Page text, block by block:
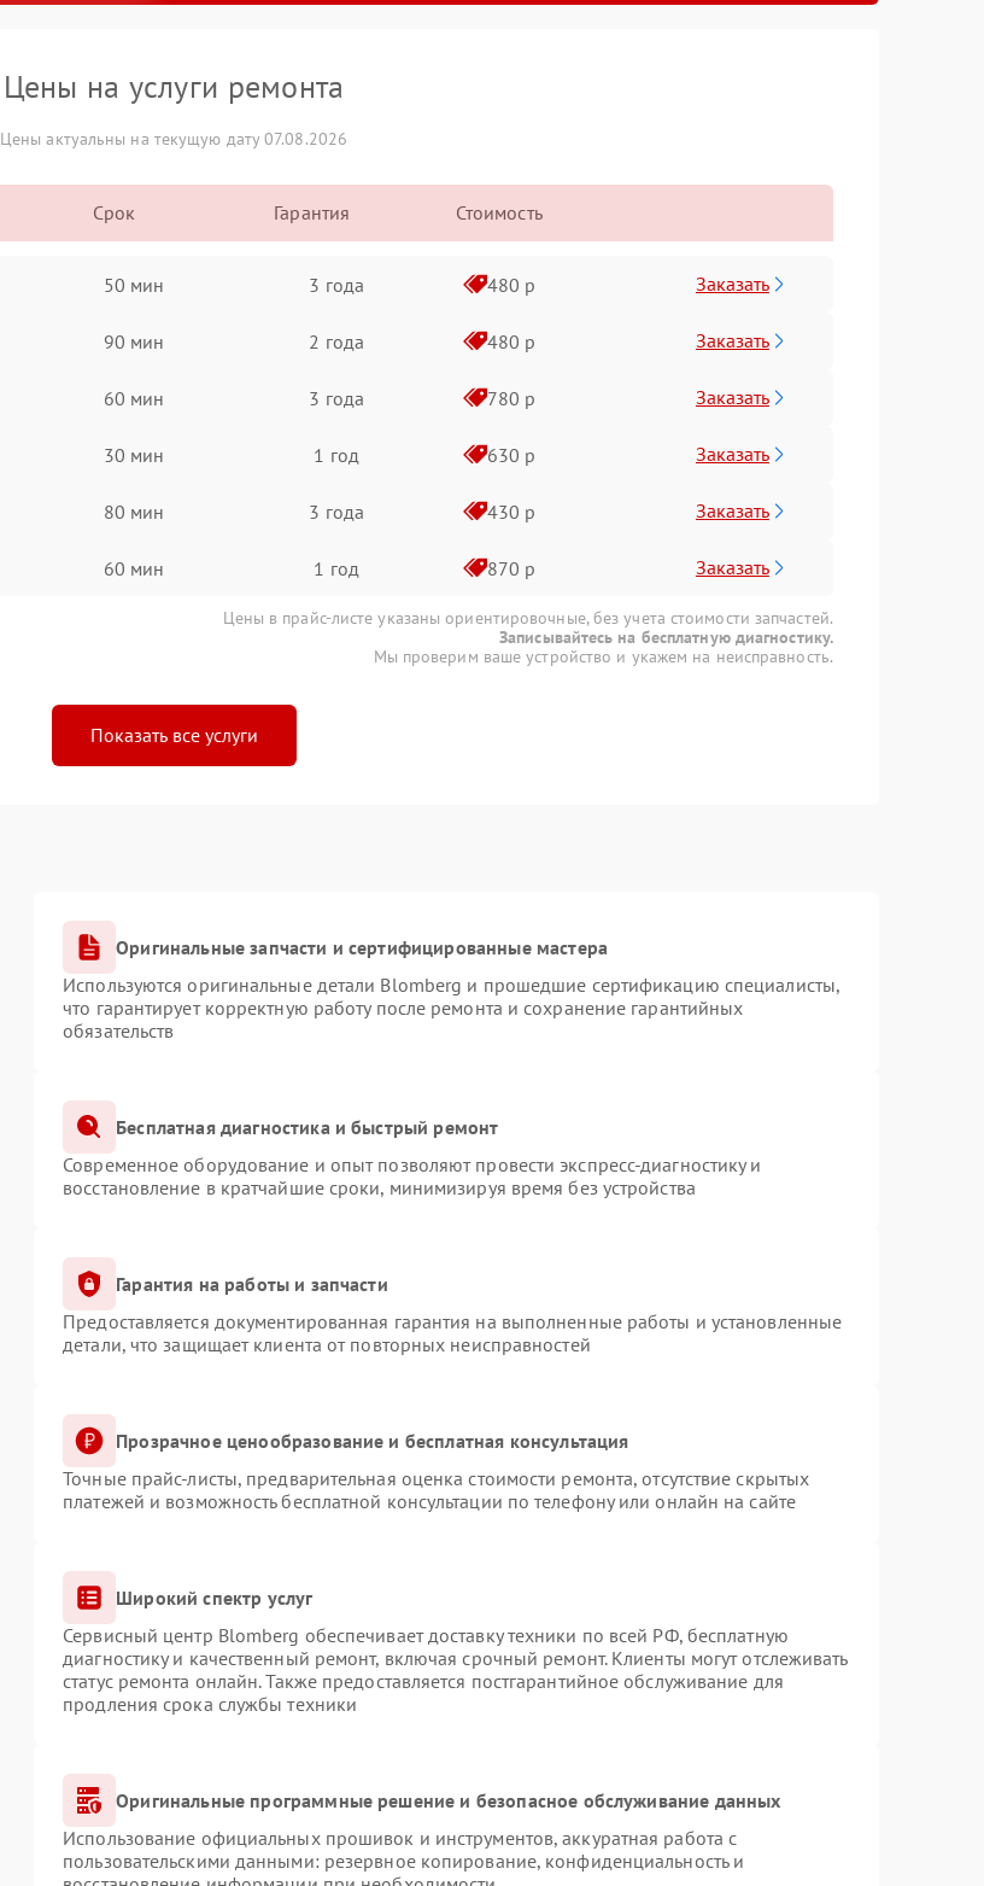
Цены на услуги ремонта
Цены актуальны на текущую дату 07.08.2026
Срок Гарантия Стоимость
50 мин 3 года 480 р Заказать
90 мин 2 года 480 р Заказать
60 мин 3 года 780 р Заказать
30 мин 1 год 630 р Заказать
80 мин 3 года 430 р Заказать
60 мин 1 год 870 р Заказать
Цены в прайс-листе указаны ориентировочные, без учета стоимости запчастей.
Записывайтесь на бесплатную диагностику.
Мы проверим ваше устройство и укажем на неисправность.
Показать все услуги
Оригинальные запчасти и сертифицированные мастера
Используются оригинальные детали Blomberg и прошедшие сертификацию специалисты,
что гарантирует корректную работу после ремонта и сохранение гарантийных
обязательств
Бесплатная диагностика и быстрый ремонт
Современное оборудование и опыт позволяют провести экспресс-диагностику и
восстановление в кратчайшие сроки, минимизируя время без устройства
Гарантия на работы и запчасти
Предоставляется документированная гарантия на выполненные работы и установленные
детали, что защищает клиента от повторных неисправностей
Прозрачное ценообразование и бесплатная консультация
Точные прайс-листы, предварительная оценка стоимости ремонта, отсутствие скрытых
платежей и возможность бесплатной консультации по телефону или онлайн на сайте
Широкий спектр услуг
Сервисный центр Blomberg обеспечивает доставку техники по всей РФ, бесплатную
диагностику и качественный ремонт, включая срочный ремонт. Клиенты могут отслеживать
статус ремонта онлайн. Также предоставляется постгарантийное обслуживание для
продления срока службы техники
Оригинальные программные решение и безопасное обслуживание данных
Использование официальных прошивок и инструментов, аккуратная работа с
пользовательскими данными: резервное копирование, конфиденциальность и